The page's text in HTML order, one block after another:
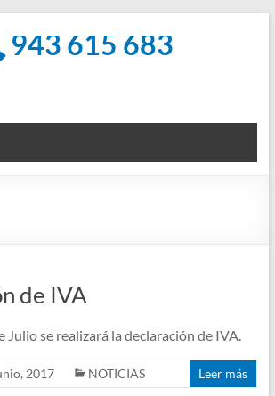
943 615 683
de IVA
Julio se realizará la declaración de IVA.
2017 NOTICIAS Leer más